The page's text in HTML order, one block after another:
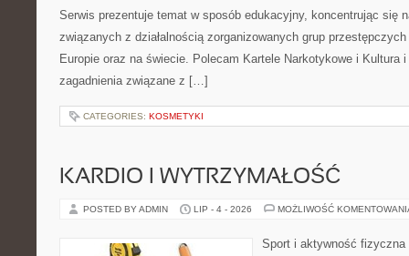
Serwis prezentuje temat w sposób edukacyjny, koncentrując się
związanych z działalnością zorganizowanych grup
Europie oraz na świecie. Polecam Kartele Narkotykowe i Kultura
zagadnienia związane z […]
CATEGORIES: KOSMETYKI
KARDIO I WYTRZYMAŁOŚĆ
POSTED BY ADMIN LIP - 4 - 2026 MOŻLIWOŚĆ
Sport i aktywność